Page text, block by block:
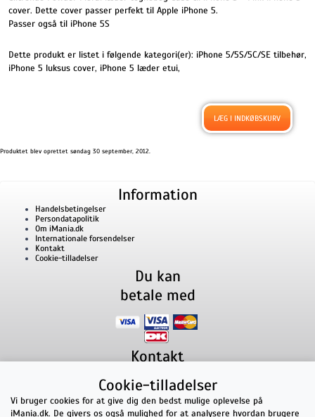
cover. Dette cover passer perfekt til Apple iPhone 5.
Passer også til iPhone 5S
Dette produkt er listet i følgende kategori(er): iPhone 5/5S/5C/SE tilbehør,
iPhone 5 luksus cover, iPhone 5 læder etui,
Produktet blev oprettet søndag 30 september, 2012.
Information
Handelsbetingelser
Persondatapolitik
Om iMania.dk
Internationale forsendelser
Kontakt
Cookie-tilladelser
Du kan
betale med
Kontakt
Lillevorde Kær 29280 Storvorde
CVR nummer: 33182805 | E-mail: kontakt@imania.dk
Telefon:+45 23618990
Cookie-tilladelser
Vi bruger cookies for at give dig den bedst mulige oplevelse på
iMania.dk. De givers os også mulighed for at analysere hvordan brugere